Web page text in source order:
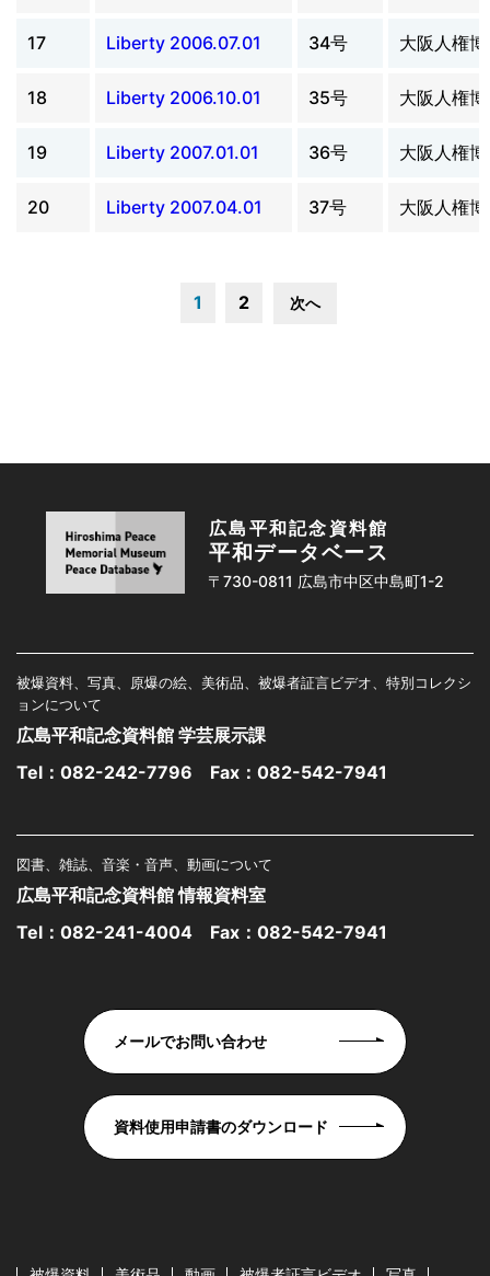
17 Liberty 2006.07.01 34号 大阪人権
18 Liberty 2006.10.01 35号 大阪人権
19 Liberty 2007.01.01 36号 大阪人権
20 Liberty 2007.04.01 37号 大阪人権
1 2 次へ
広島平和記念資料館
平和データベース
〒730-0811 広島市中区中島町1-2
被爆資料、写真、原爆の絵、美術品、被爆者証言ビデオ、特別コレクシ
ョンについて
広島平和記念資料館 学芸展示課
Tel： 082-242-7796 Fax：082-542-7941
図書、雑誌、音楽・音声、動画について
広島平和記念資料館 情報資料室
Tel： 082-241-4004 Fax：082-542-7941
メールでお問い合わせ
資料使用申請書のダウンロード